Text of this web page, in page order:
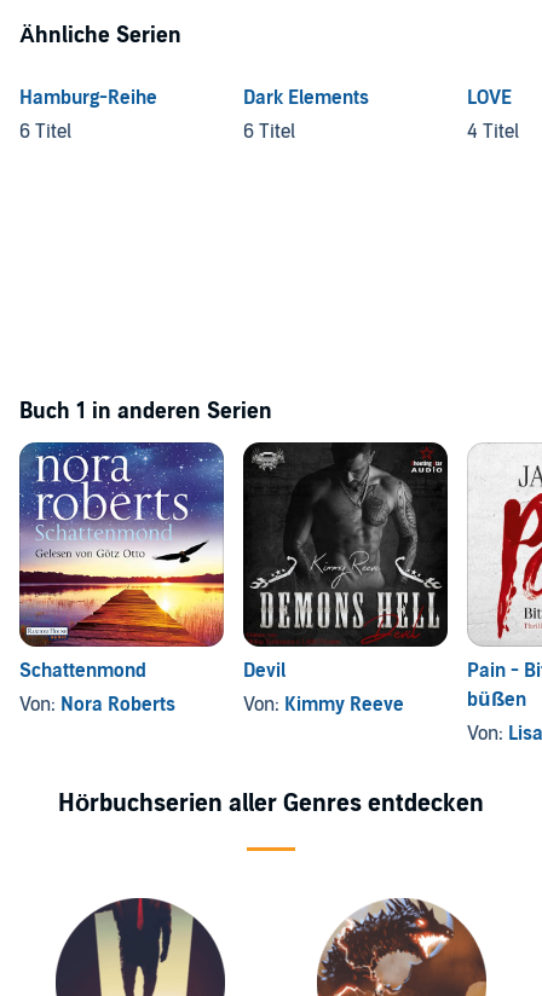
Ähnliche Serien
Hamburg-Reihe
6 Titel
Dark Elements
6 Titel
LOVE
4 Titel
Buch 1 in anderen Serien
Schattenmond
Von: Nora Roberts
Devil
Von: Kimmy Reeve
Pain -
büßen
Von:
Hörbuchserien aller Genres entdecken